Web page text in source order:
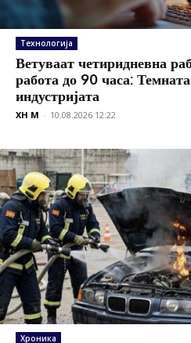
Технологија
Ветуваат четиридневна
работа до 90 часа:
индустријата
XH M - 10.08.2026 12:22
Хроника